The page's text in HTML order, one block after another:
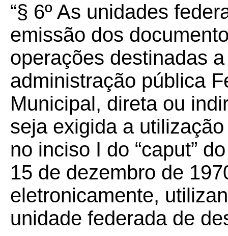
“§ 6º As unidades
emissão dos
operações destinadas
administração pública
Municipal, direta ou
seja exigida a
no inciso I do “caput”
15 de dezembro de
eletronicamente,
unidade federada de